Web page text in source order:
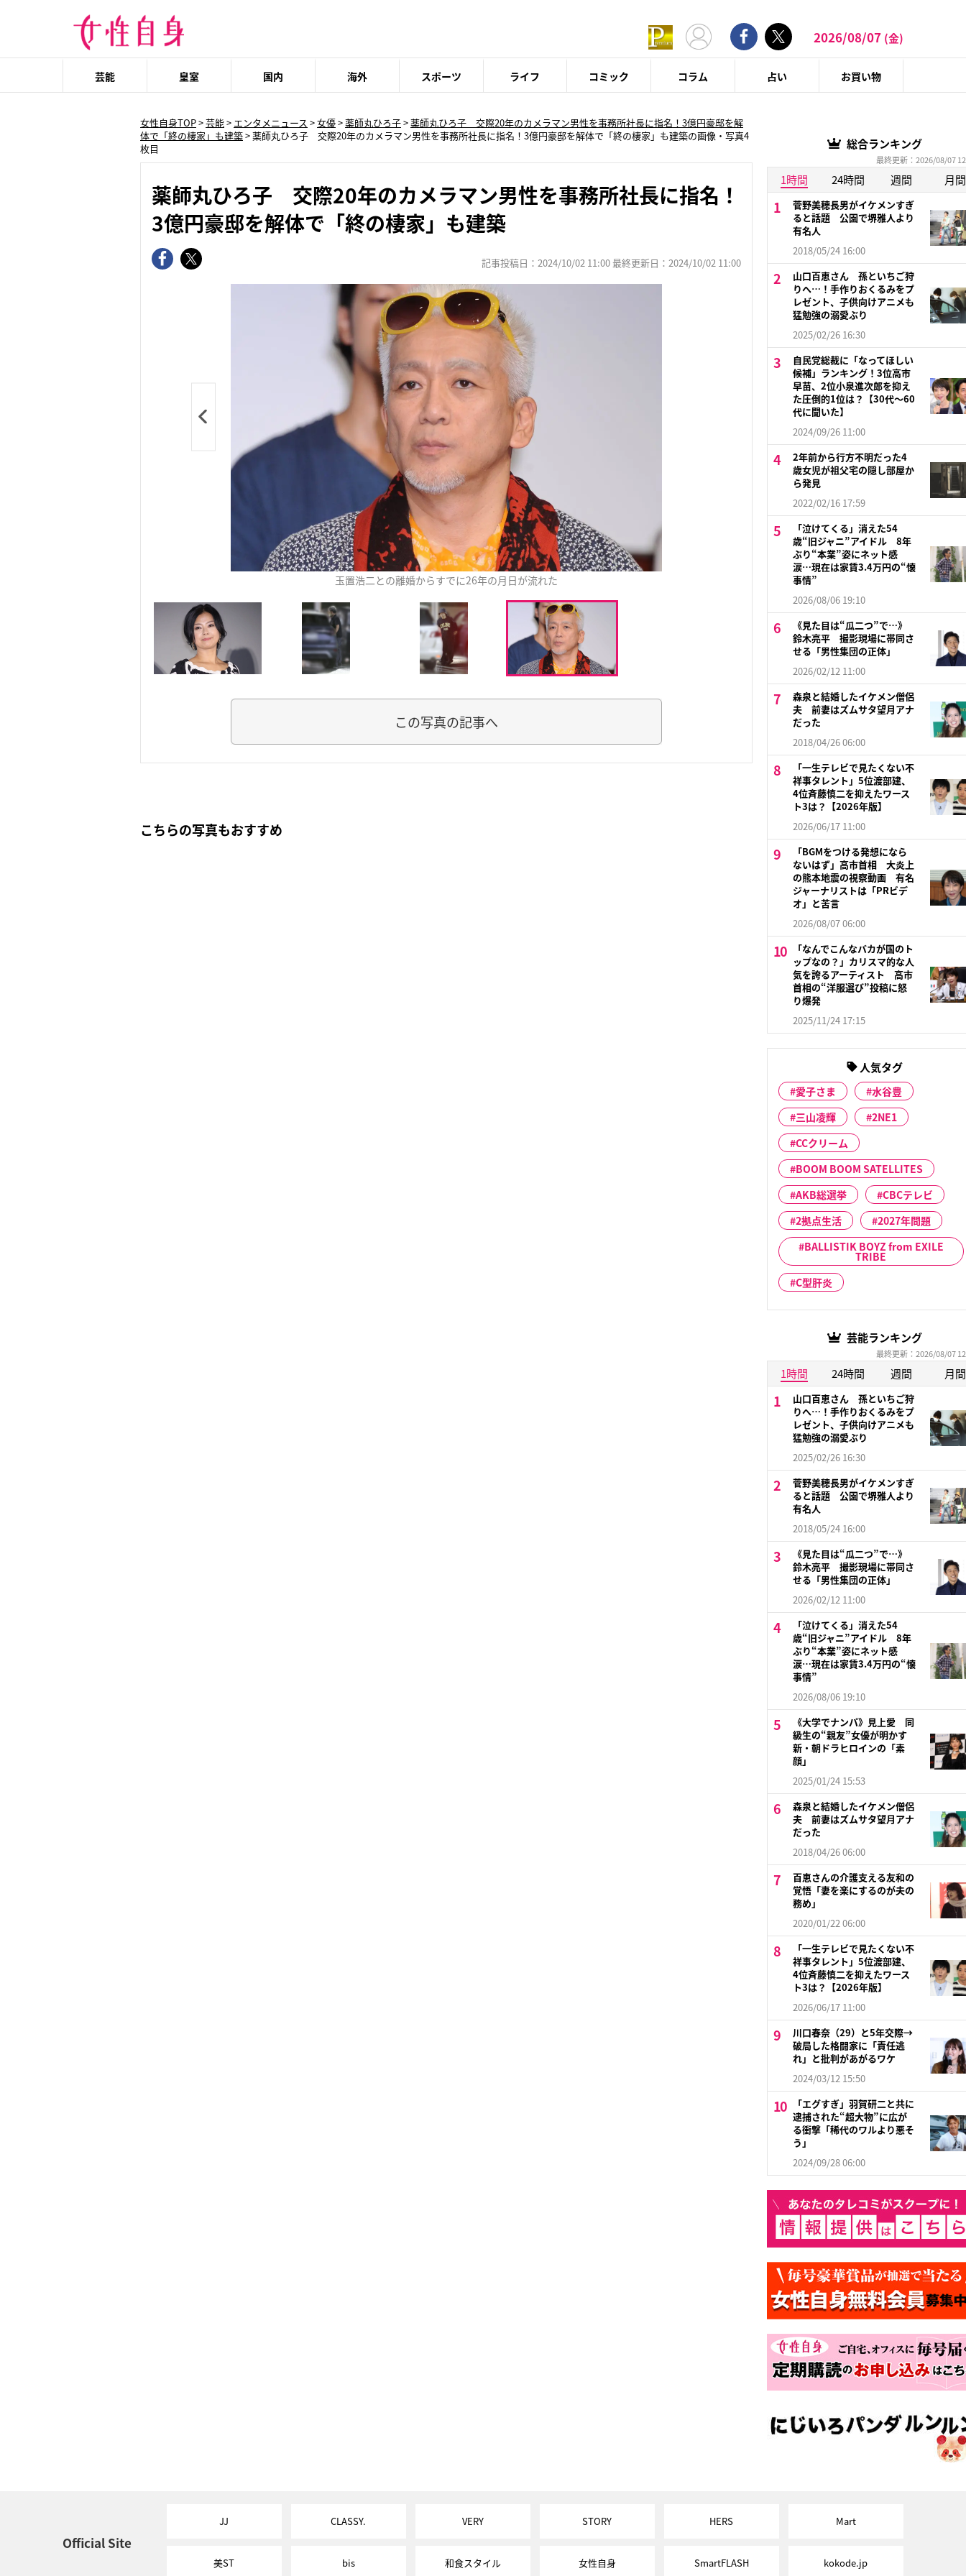
2026/08/07 (金)
芸能 皇室 国内 海外 スポーツ ライフ コミック コラム 占い お買い物
女性自身TOP>芸能> エンタメニュース >女優>薬師丸ひろ子>薬師丸ひろ子 交際20年のカメラマン男性を事務所社長に指名！3億円豪邸を解
体で「終の棲家」も建築>薬師丸ひろ子 交際20年のカメラマン男性を事務所社長に指名！3億円豪邸を解体で「終の棲家」も建築の画像・写真4
枚目
薬師丸ひろ子 交際20年のカメラマン男性を事務所社長に指名！
3億円豪邸を解体で「終の棲家」も建築
記事投稿日：2024/10/02 11:00 最終更新日：2024/10/02 11:00
玉置浩二との離婚からすでに26年の月日が流れた
この写真の記事へ
こちらの写真もおすすめ
総合ランキング
最終更新：2026/08/07
1時間 24時間 週間 月間
菅野美穂長男がイケメンすぎ
ると話題 公園で堺雅人より
有名人
2018/05/24 16:00
山口百恵さん 孫といちご狩
りへ…！手作りおくるみをプ
レゼント、子供向けアニメも
猛勉強の溺愛ぶり
2025/02/26 16:30
自民党総裁に「なってほしい
候補」ランキング！3位高市
早苗、2位小泉進次郎を抑え
た圧倒的1位は？【30代〜60
代に聞いた】
2024/09/26 11:00
2年前から行方不明だった4
歳女児が祖父宅の隠し部屋か
ら発見
2022/02/16 17:59
「泣けてくる」消えた54
歳“旧ジャニ”アイドル 8年
ぶり“本業”姿にネット感
涙…現在は家賃3.4万円の“懐
事情”
2026/08/06 19:10
《見た目は“瓜二つ”で…》
鈴木亮平 撮影現場に帯同さ
せる「男性集団の正体」
2026/02/12 11:00
森泉と結婚したイケメン僧侶
夫 前妻はズムサタ望月アナ
だった
2018/04/26 06:00
「一生テレビで見たくない不
祥事タレント」5位渡部建、
4位斉藤慎二を抑えたワース
ト3は？【2026年版】
2026/06/17 11:00
「BGMをつける発想になら
ないはず」高市首相 大炎上
の熊本地震の視察動画 有名
ジャーナリストは「PRビデ
オ」と苦言
2026/08/07 06:00
「なんでこんなバカが国のト
ップなの？」カリスマ的な人
気を誇るアーティスト 高市
首相の“洋服選び”投稿に怒
り爆発
2025/11/24 17:15
人気タグ
愛子さま
水谷豊
三山凌輝
2NE1
CCクリーム
BOOM BOOM SATELLITES
AKB総選挙
CBCテレビ
2拠点生活
2027年問題
BALLISTIK BOYZ from EXILE
TRIBE
C型肝炎
芸能ランキング
最終更新：2026/08/07
1時間 24時間 週間 月間
山口百恵さん 孫といちご狩
りへ…！手作りおくるみをプ
レゼント、子供向けアニメも
猛勉強の溺愛ぶり
2025/02/26 16:30
菅野美穂長男がイケメンすぎ
ると話題 公園で堺雅人より
有名人
2018/05/24 16:00
《見た目は“瓜二つ”で…》
鈴木亮平 撮影現場に帯同さ
せる「男性集団の正体」
2026/02/12 11:00
「泣けてくる」消えた54
歳“旧ジャニ”アイドル 8年
ぶり“本業”姿にネット感
涙…現在は家賃3.4万円の“懐
事情”
2026/08/06 19:10
《大学でナンパ》見上愛 同
級生の“親友”女優が明かす
新・朝ドラヒロインの「素
顔」
2025/01/24 15:53
森泉と結婚したイケメン僧侶
夫 前妻はズムサタ望月アナ
だった
2018/04/26 06:00
百恵さんの介護支える友和の
覚悟「妻を楽にするのが夫の
務め」
2020/01/22 06:00
「一生テレビで見たくない不
祥事タレント」5位渡部建、
4位斉藤慎二を抑えたワース
ト3は？【2026年版】
2026/06/17 11:00
川口春奈（29）と5年交際→
破局した格闘家に「責任逃
れ」と批判があがるワケ
2024/03/12 15:50
「エグすぎ」羽賀研二と共に
逮捕された“超大物”に広が
る衝撃「稀代のワルより悪そ
う」
2024/09/28 06:00
Official Site
JJ CLASSY. VERY STORY HERS Mart
美ST bis 和食スタイル 女性自身 SmartFLASH kokode.jp